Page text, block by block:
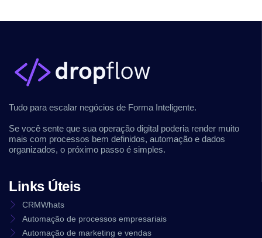
Tudo para escalar negócios de Forma Inteligente.
Se você sente que sua operação digital poderia render muito
mais com processos bem definidos, automação e dados
organizados, o próximo passo é simples.
Links Úteis
CRMWhats
Automação de processos empresariais
Automação de marketing e vendas